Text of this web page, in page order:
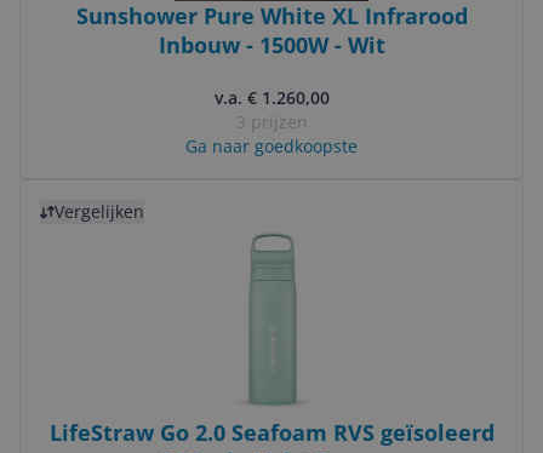
Sunshower Pure White XL Infrarood
Inbouw - 1500W - Wit
v.a. € 1.260,00
3 prijzen
Ga naar goedkoopste
Vergelijken
LifeStraw Go 2.0 Seafoam RVS geïsoleerd